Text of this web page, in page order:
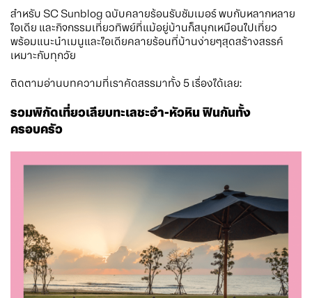
สำหรับ SC Sunblog ฉบับคลายร้อนรับซัมเมอร์ พบกับหลากหลาย
ไอเดีย และกิจกรรมเที่ยวทิพย์ที่แม้อยู่บ้านก็สนุกเหมือนไปเที่ยว
พร้อมแนะนำเมนูและไอเดียคลายร้อนที่บ้านง่ายๆสุดสร้างสรรค์
เหมาะกับทุกวัย
ติดตามอ่านบทความที่เราคัดสรรมาทั้ง 5 เรื่องได้เลย:
รวมพิกัดเที่ยวเลียบทะเลชะอำ-หัวหิน ฟินกันทั้ง
ครอบครัว